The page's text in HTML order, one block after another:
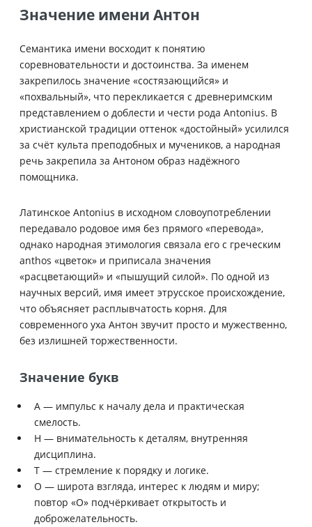
Значение имени Антон
Семантика имени восходит к понятию
соревновательности и достоинства. За именем
закрепилось значение «состязающийся» и
«похвальный», что перекликается с древнеримским
представлением о доблести и чести рода Antonius. В
христианской традиции оттенок «достойный» усилился
за счёт культа преподобных и мучеников, а народная
речь закрепила за Антоном образ надёжного
помощника.
Латинское Antonius в исходном словоупотреблении
передавало родовое имя без прямого «перевода»,
однако народная этимология связала его с греческим
anthos «цветок» и приписала значения
«расцветающий» и «пышущий силой». По одной из
научных версий, имя имеет этрусское происхождение,
что объясняет расплывчатость корня. Для
современного уха Антон звучит просто и мужественно,
без излишней торжественности.
Значение букв
А — импульс к началу дела и практическая
смелость.
Н — внимательность к деталям, внутренняя
дисциплина.
Т — стремление к порядку и логике.
О — широта взгляда, интерес к людям и миру;
повтор «О» подчёркивает открытость и
доброжелательность.